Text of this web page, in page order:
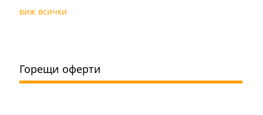
виж всички
Горещи оферти